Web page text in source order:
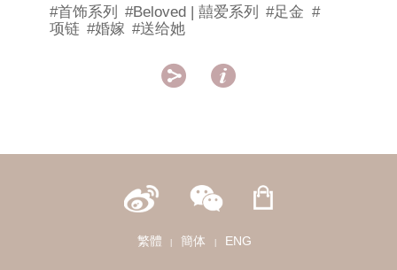
#首饰系列 #Beloved | 囍爱系列 #足金 #
项链 #婚嫁 #送给她
 
繁體 簡体 ENG